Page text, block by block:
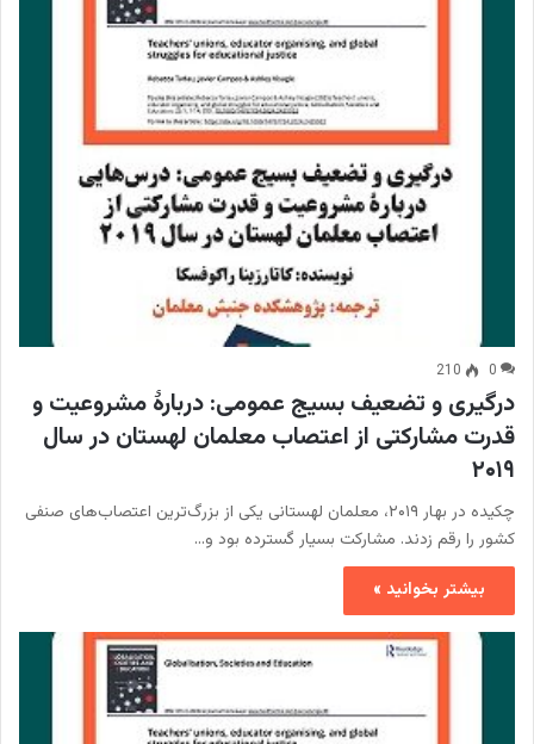
0
210
درگیری و تضعیف بسیج عمومی: دربارۀ مشروعیت و
قدرت مشارکتی از اعتصاب معلمان لهستان در سال
۲۰۱۹
چکیده در بهار ۲۰۱۹، معلمان لهستانی یکی از بزرگ‌ترین اعتصاب‌های صنفی
کشور را رقم زدند. مشارکت بسیار گسترده بود و…
بیشتر بخوانید »